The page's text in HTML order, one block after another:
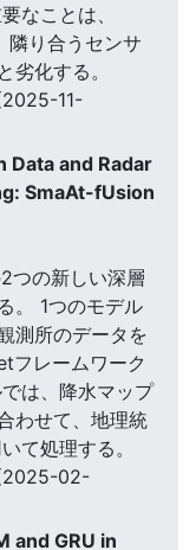
なことは、
隣り合うセンサ
劣化する。
11-
Data and Radar
SmaAt-fUsion
つの新しい深層
。 1つのモデル
測所のデータを
フレームワーク
は、降水マップ
わせて、地理統
て処理する。
02-
and GRU in